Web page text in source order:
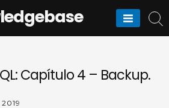
Capítulo 4 – Backup.